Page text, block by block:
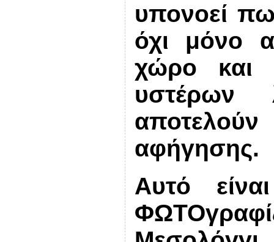
υπονοεί
όχι μόνο
χώρο και
υστέρων
αφήγησης.
Αυτό